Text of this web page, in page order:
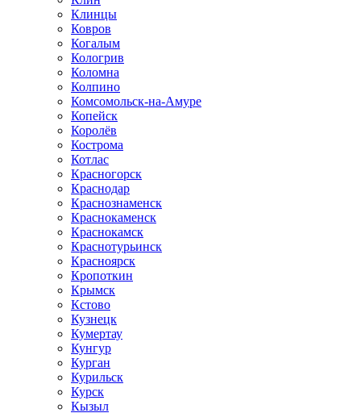
Клинцы
Ковров
Когалым
Кологрив
Коломна
Колпино
Комсомольск-на-Амуре
Копейск
Королёв
Кострома
Котлас
Красногорск
Краснодар
Краснознаменск
Краснокаменск
Краснокамск
Краснотурьинск
Красноярск
Кропоткин
Крымск
Кстово
Кузнецк
Кумертау
Кунгур
Курган
Курильск
Курск
Кызыл